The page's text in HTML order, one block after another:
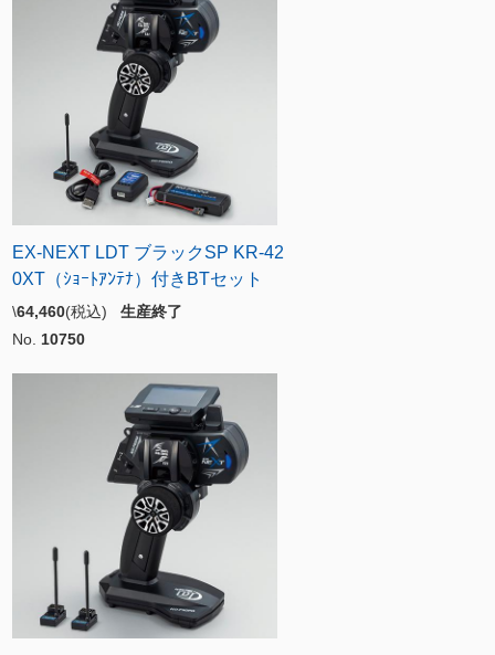
EX-NEXT LDT ブラックSP KR-42
0XT（ｼｮｰﾄｱﾝﾃﾅ）付きBTセット
\64,460(税込) 生産終了
No. 10750